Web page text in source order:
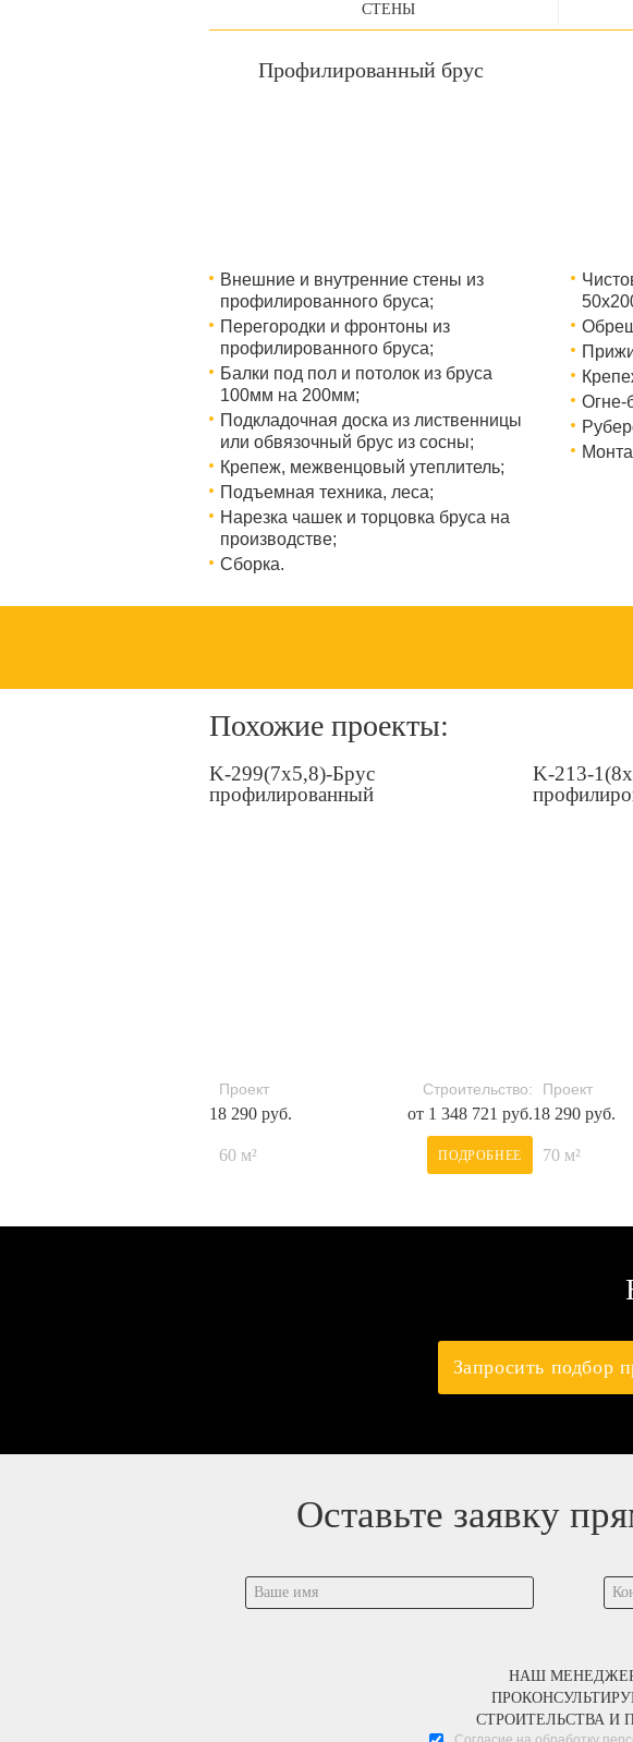
СТЕНЫ
Профилированный брус
Внешние и внутренние стены из
профилированного бруса;
Перегородки и фронтоны из
профилированного бруса;
Балки под пол и потолок из бруса
100мм на 200мм;
Подкладочная доска из лиственницы
или обвязочный брус из сосны;
Крепеж, межвенцовый утеплитель;
Подъемная техника, леса;
Нарезка чашек и торцовка бруса на
производстве;
Сборка.
Огне-
Похожие проекты:
K-299(7x5,8)-Брус
профилированный
Проект
18 290 руб.
Строительство:
от 1 348 721 руб.
60 м² ПОДРОБНЕЕ
K-213-
Проект
18 290 руб.
70 м²
Запросить подбор
Оставьте заявку
НАШ
СТРОИТЕЛЬСТВА И